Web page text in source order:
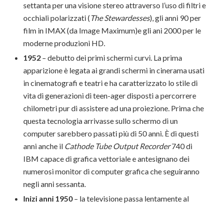
settanta per una visione stereo attraverso l’uso di filtri e
occhiali polarizzati ( The Stewardesses), gli anni 90 per
film in IMAX (da Image Maximum)e gli ani 2000 per le
moderne produzioni HD.
1952 – debutto dei primi schermi curvi. La prima
apparizione è legata ai grandi schermi in cinerama usati
in cinematografi e teatri e ha caratterizzato lo stile di
vita di generazioni di teen-ager disposti a percorrere
chilometri pur di assistere ad una proiezione. Prima che
questa tecnologia arrivasse sullo schermo di un
computer sarebbero passati più di 50 anni. È di questi
anni anche il Cathode Tube Output Recorder740 di
IBM capace di grafica vettoriale e antesignano dei
numerosi monitor di computer grafica che seguiranno
negli anni sessanta.
Inizi anni 1950 – la televisione passa lentamente al